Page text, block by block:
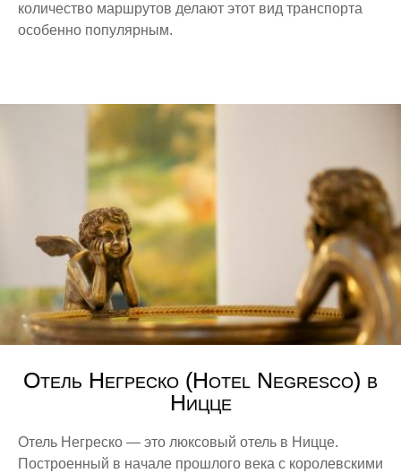
количество маршрутов делают этот вид транспорта
особенно популярным.
Отель Негреско (Hotel Negresco) в
Ницце
Отель Негреско — это люксовый отель в Ницце.
Построенный в начале прошлого века с королевскими